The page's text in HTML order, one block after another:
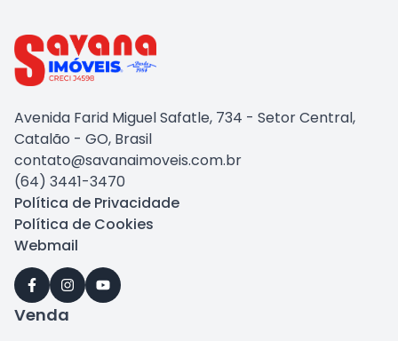
Avenida Farid Miguel Safatle, 734 - Setor Central,
Catalão - GO, Brasil
contato@savanaimoveis.com.br
(64) 3441-3470
Política de Privacidade
Política de Cookies
Webmail
Venda